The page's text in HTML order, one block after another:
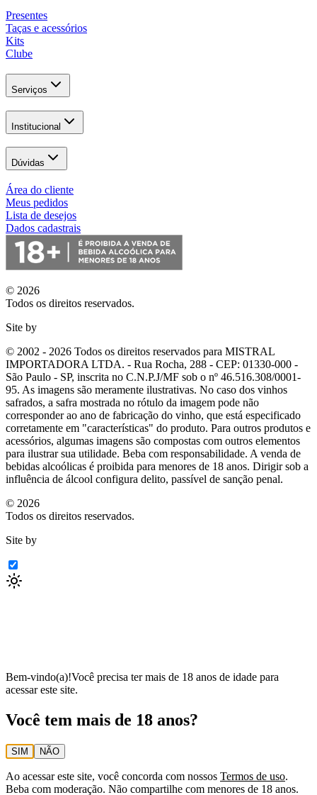
Presentes
Taças e acessórios
Kits
Clube
Serviços
Institucional
Dúvidas
Área do cliente
Meus pedidos
Lista de desejos
Dados cadastrais
© 2026
Todos os direitos reservados.
Site by
© 2002 - 2026 Todos os direitos reservados para MISTRAL
IMPORTADORA LTDA. - Rua Rocha, 288 - CEP: 01330-000 -
São Paulo - SP, inscrita no C.N.P.J/MF sob o nº 46.516.308/0001-
95. As imagens são meramente ilustrativas. No caso dos vinhos
safrados, a safra mostrada no rótulo da imagem pode não
corresponder ao ano de fabricação do vinho, que está especificado
corretamente em "características" do produto. Para outros produtos e
acessórios, algumas imagens são compostas com outros elementos
para ilustrar sua utilidade. Beba com responsabilidade. A venda de
bebidas alcoólicas é proibida para menores de 18 anos. Dirigir sob a
influência de álcool configura delito, passível de sanção penal.
© 2026
Todos os direitos reservados.
Site by
Bem-vindo(a)!Você precisa ter mais de 18 anos de idade para
acessar este site.
Você tem mais de 18 anos?
SIM NÃO
Ao acessar este site, você concorda com nossos Termos de uso.
Beba com moderação. Não compartilhe com menores de 18 anos.